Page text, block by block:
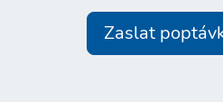
Zaslat